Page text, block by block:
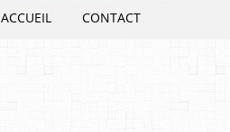
ACCUEIL CONTACT